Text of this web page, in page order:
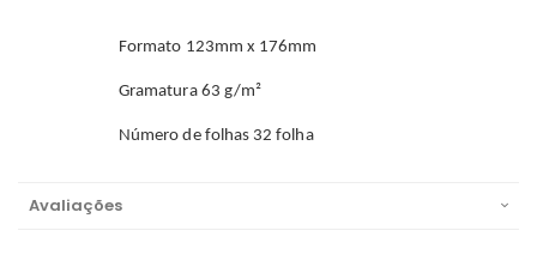
Formato 123mm x 176mm
Gramatura 63 g/m²
Número de folhas 32 folha
Avaliações